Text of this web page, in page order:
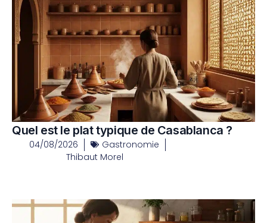
Quel est le plat typique de Casablanca ?
04/08/2026
Gastronomie
Thibaut Morel